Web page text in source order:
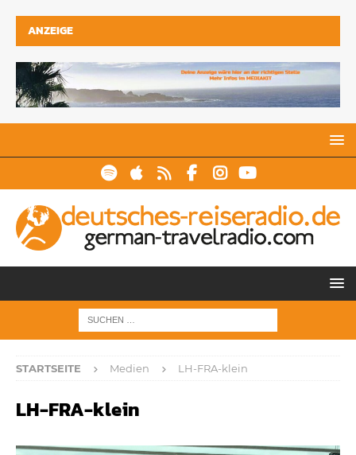
ANZEIGE
STARTSEITE Medien LH-FRA-klein
LH-FRA-klein